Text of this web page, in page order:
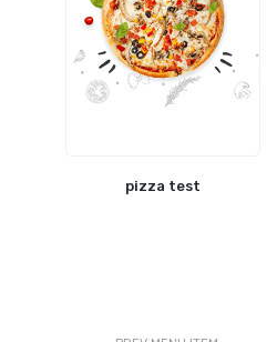
pizza test